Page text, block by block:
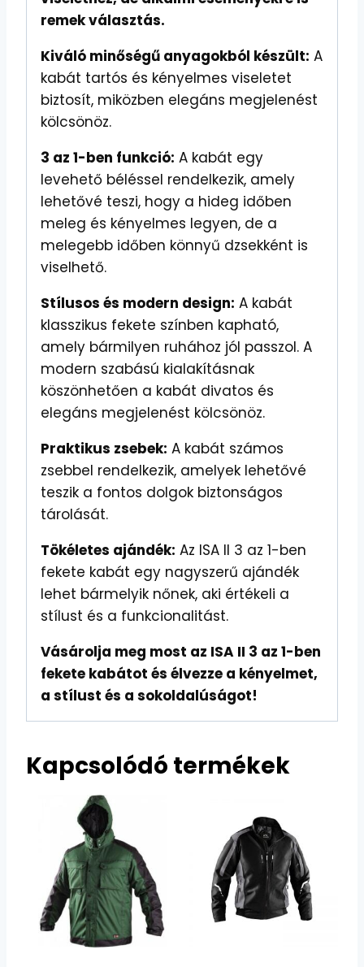
remek választás.
Kiváló minőségű anyagokból készült: A
kabát tartós és kényelmes viseletet
biztosít, miközben elegáns megjelenést
kölcsönöz.
3 az 1-ben funkció: A kabát egy
levehető béléssel rendelkezik, amely
lehetővé teszi, hogy a hideg időben
meleg és kényelmes legyen, de a
melegebb időben könnyű dzsekként is
viselhető.
Stílusos és modern design: A kabát
klasszikus fekete színben kapható,
amely bármilyen ruhához jól passzol. A
modern szabású kialakításnak
köszönhetően a kabát divatos és
elegáns megjelenést kölcsönöz.
Praktikus zsebek: A kabát számos
zsebbel rendelkezik, amelyek lehetővé
teszik a fontos dolgok biztonságos
tárolását.
Tökéletes ajándék: Az ISA II 3 az 1-ben
fekete kabát egy nagyszerű ajándék
lehet bármelyik nőnek, aki értékeli a
stílust és a funkcionalitást.
Vásárolja meg most az ISA II 3 az 1-ben
fekete kabátot és élvezze a kényelmet,
a stílust és a sokoldalúságot!
Kapcsolódó termékek